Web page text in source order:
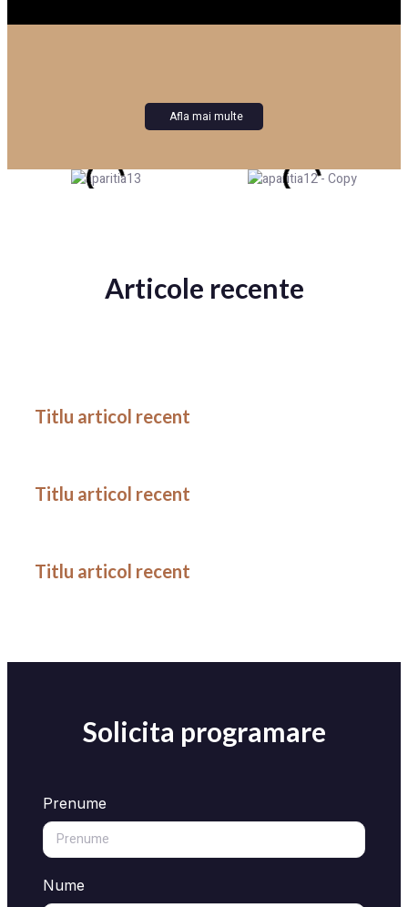
Afla mai multe
Articole recente
Titlu articol recent
Titlu articol recent
Titlu articol recent
Solicita programare
Prenume
Nume